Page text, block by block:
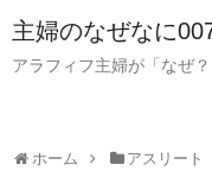
主婦のなぜなに
アラフィフ主婦が「なぜ
ホーム アスリート